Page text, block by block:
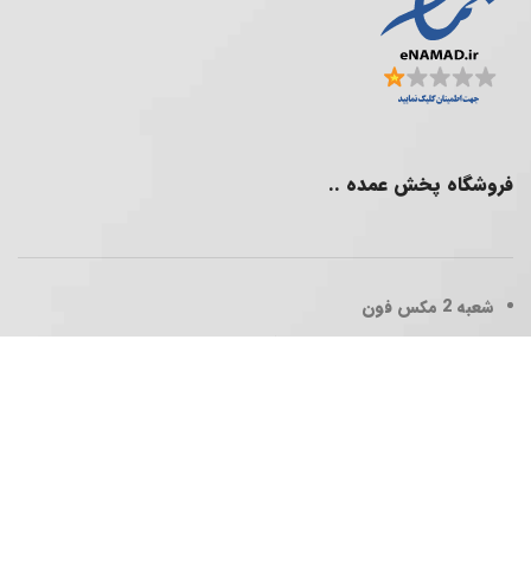
فروشگاه پخش عمده ..
شعبه 2
مکس فون
پخش عمده فقط برای همکاران گرامی